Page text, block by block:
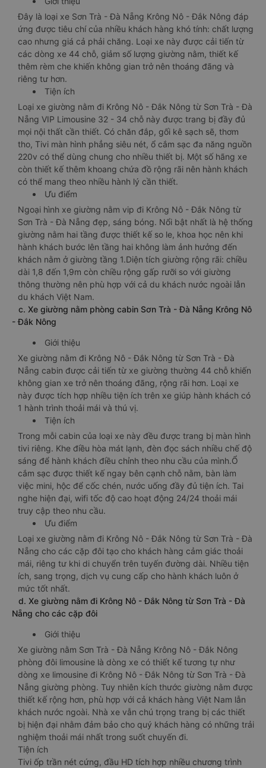
Đây là loại xe Sơn Trà - Đà Nẵng Krông Nô - Đắk Nông đáp
ứng được tiêu chí của nhiều khách hàng khó tính: chất lượng
cao nhưng giá cả phải chăng. Loại xe này được cải tiến từ
các dòng xe 44 chỗ, giảm số lượng giường nằm, thiết kế
thêm rèm che khiến không gian trở nên thoáng đãng và
riêng tư hơn.
Tiện ích
Loại xe giường nằm đi Krông Nô - Đắk Nông từ Sơn Trà - Đà
Nẵng VIP Limousine 32 - 34 chỗ này được trang bị đầy đủ
mọi nội thất cần thiết. Có chăn đắp, gối kê sạch sẽ, thơm
tho, Tivi màn hình phẳng siêu nét, ổ cắm sạc đa năng nguồn
220v có thể dùng chung cho nhiều thiết bị. Một số hãng xe
còn thiết kế thêm khoang chứa đồ rộng rãi nên hành khách
có thể mang theo nhiều hành lý cần thiết.
Ưu điểm
Ngoại hình xe giường nằm vip đi Krông Nô - Đắk Nông từ
Sơn Trà - Đà Nẵng đẹp, sáng bóng. Nổi bật nhất là hệ thống
giường nằm hai tầng được thiết kế so le, khoa học nên khi
hành khách bước lên tầng hai không làm ảnh hưởng đến
khách nằm ở giường tầng 1.Diện tích giường rộng rãi: chiều
dài 1,8 đến 1,9m còn chiều rộng gấp rưỡi so với giường
thông thường nên phù hợp với cả du khách nước ngoài lẫn
du khách Việt Nam.
c. Xe giường nằm phòng cabin Sơn Trà - Đà Nẵng Krông Nô
- Đắk Nông
Giới thiệu
Xe giường nằm đi Krông Nô - Đắk Nông từ Sơn Trà - Đà
Nẵng cabin được cải tiến từ xe giường thường 44 chỗ khiến
không gian xe trở nên thoáng đãng, rộng rãi hơn. Loại xe
này được tích hợp nhiều tiện ích trên xe giúp hành khách có
1 hành trình thoải mái và thú vị.
Tiện ích
Trong mỗi cabin của loại xe này đều được trang bị màn hình
tivi riêng. Khe điều hòa mát lạnh, đèn đọc sách nhiều chế độ
sáng để hành khách điều chỉnh theo nhu cầu của mình.Ổ
cắm sạc được thiết kế ngay bên cạnh chỗ nằm, bàn làm
việc mini, hộc để cốc chén, nước uống đầy đủ tiện ích. Tai
nghe hiện đại, wifi tốc độ cao hoạt động 24/24 thoải mái
truy cập theo nhu cầu.
Ưu điểm
Loại xe giường nằm đi Krông Nô - Đắk Nông từ Sơn Trà - Đà
Nẵng cho các cặp đôi tạo cho khách hàng cảm giác thoải
mái, riêng tư khi di chuyển trên tuyến đường dài. Nhiều tiện
ích, sang trọng, dịch vụ cung cấp cho hành khách luôn ở
mức tốt nhất.
d. Xe giường nằm đi Krông Nô - Đắk Nông từ Sơn Trà - Đà
Nẵng cho các cặp đôi
Giới thiệu
Xe giường nằm Sơn Trà - Đà Nẵng Krông Nô - Đắk Nông
phòng đôi limousine là dòng xe có thiết kế tương tự như
dòng xe limousine đi Krông Nô - Đắk Nông từ Sơn Trà - Đà
Nẵng giường phòng. Tuy nhiên kích thước giường nằm được
thiết kế rộng hơn, phù hợp với cả khách hàng Việt Nam lẫn
khách nước ngoài. Nhà xe vẫn chú trọng trang bị các thiết
bị hiện đại nhằm đảm bảo cho quý khách hàng có những trải
nghiệm thoải mái nhất trong suốt chuyến đi.
Tiện ích
Tivi ốp trần nét cứng, đầu HD tích hợp nhiều chương trình